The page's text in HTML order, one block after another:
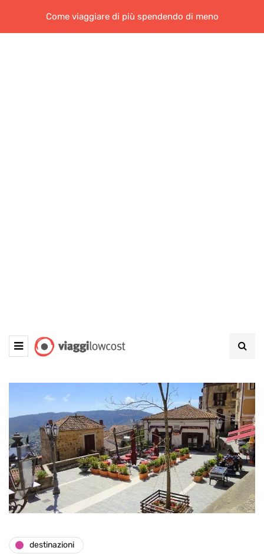
Come viaggiare di più spendendo di meno
destinazioni